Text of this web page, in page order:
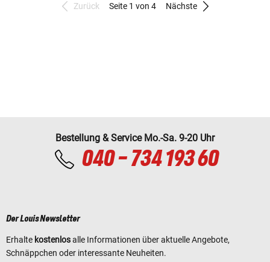
Zurück Seite 1 von 4 Nächste
Bestellung & Service Mo.-Sa. 9-20 Uhr
040 - 734 193 60
Der Louis Newsletter
Erhalte kostenlosalle Informationen über aktuelle Angebote,
Schnäppchen oder interessante Neuheiten.